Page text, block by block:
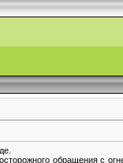
обращения с